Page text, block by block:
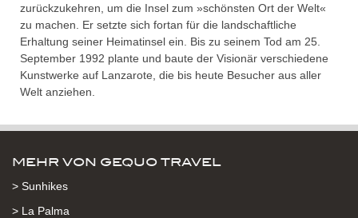
zurückzukehren, um die Insel zum »schönsten Ort der Welt«
zu machen. Er setzte sich fortan für die landschaftliche
Erhaltung seiner Heimatinsel ein. Bis zu seinem Tod am 25.
September 1992 plante und baute der Visionär verschiedene
Kunstwerke auf Lanzarote, die bis heute Besucher aus aller
Welt anziehen.
MEHR VON GEQUO TRAVEL
> Sunhikes
> La Palma